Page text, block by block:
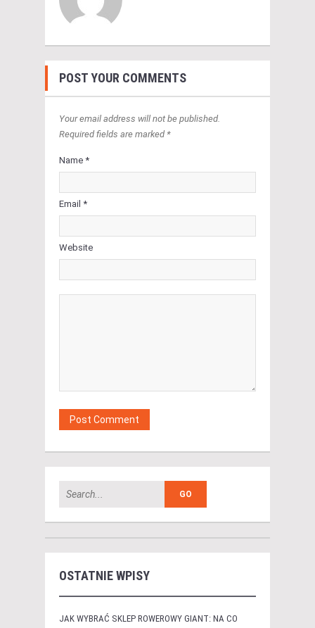
POST YOUR COMMENTS
Your email address will not be published.
Required fields are marked *
Name *
Email *
Website
OSTATNIE WPISY
JAK WYBRAĆ SKLEP ROWEROWY GIANT: NA CO